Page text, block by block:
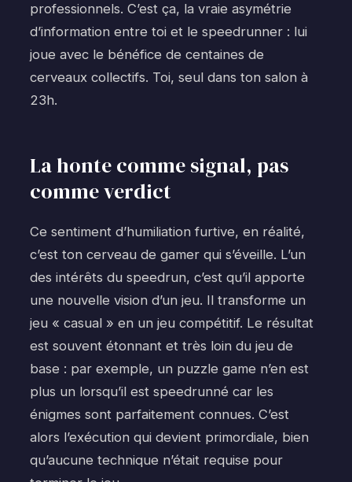
professionnels. C’est ça, la vraie asymétrie
d’information entre toi et le speedrunner : lui
joue avec le bénéfice de centaines de
cerveaux collectifs. Toi, seul dans ton salon à
23h.
La honte comme signal, pas
comme verdict
Ce sentiment d’humiliation furtive, en réalité,
c’est ton cerveau de gamer qui s’éveille. L’un
des intérêts du speedrun, c’est qu’il apporte
une nouvelle vision d’un jeu. Il transforme un
jeu « casual » en un jeu compétitif. Le résultat
est souvent étonnant et très loin du jeu de
base : par exemple, un puzzle game n’en est
plus un lorsqu’il est speedrunné car les
énigmes sont parfaitement connues. C’est
alors l’exécution qui devient primordiale, bien
qu’aucune technique n’était requise pour